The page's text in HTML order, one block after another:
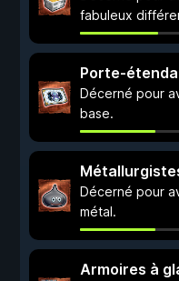
fabuleux
Porte-
Décerné pour
base.
Décerné pour
métal.
Armoires à